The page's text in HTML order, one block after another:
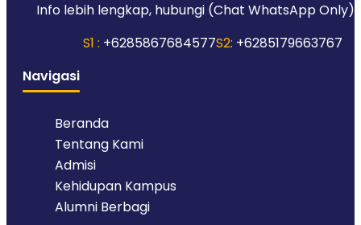
Info lebih lengkap, hubungi (Chat WhatsApp Only):
S1 : +6285867684577S2: +6285179663767
Navigasi
Beranda
Tentang Kami
Admisi
Kehidupan Kampus
Alumni Berbagi